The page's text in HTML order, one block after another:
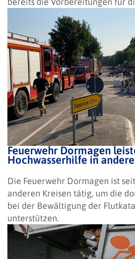
Feuerwehr Dormagen
Hochwasserhilfe in
Die Feuerwehr Dormagen ist
anderen Kreisen tätig, um die
bei der Bewältigung der
unterstützen.